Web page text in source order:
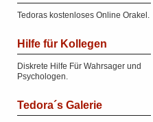
Tedoras kostenloses Online Orakel.
Hilfe für Kollegen
Diskrete Hilfe Für Wahrsager und
Psychologen.
Tedora´s Galerie